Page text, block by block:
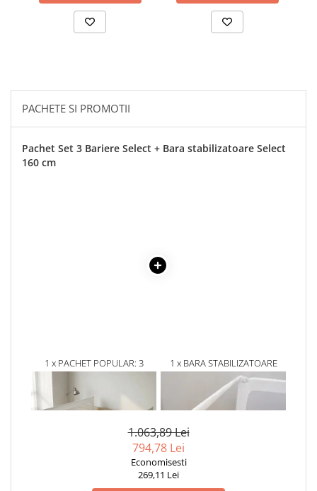
PACHETE SI PROMOTII
Pachet Set 3 Bariere Select + Bara stabilizatoare Select
160 cm
1 x PACHET POPULAR: 3
BARIERE PROTECTIE PAT
COPII, SELECT, 160X200 CM
938,90 Lei
694,79 Lei
1 x BARA STABILIZATOARE
PENTRU SET PROTECTII PAT
SELECT EMPRIA,
STABILIZATOR METALIC, 160
CM, 160 CM
124,99Lei
99,99 Lei
1.063,89 Lei
794,78 Lei
Economisesti
269,11 Lei